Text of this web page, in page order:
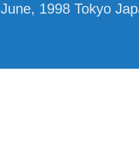
June, 1998 Tokyo